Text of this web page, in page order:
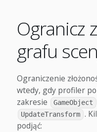
Ogranicz
grafu
Ograniczenie
wtedy, gdy profiler
zakresie
GameObject
UpdateTransform .
podjąć: